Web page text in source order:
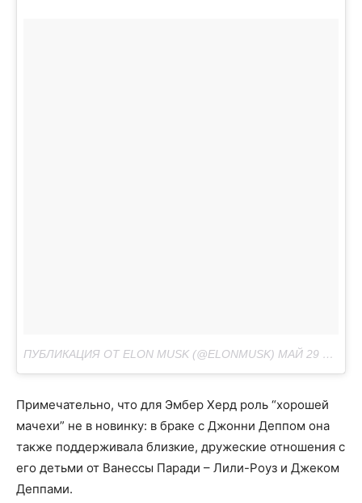
ПУБЛИКАЦИЯ ОТ ELON MUSK (@ELONMUSK) МАЙ 29 2017 В 8:52 PDT
Примечательно, что для Эмбер Херд роль “хорошей
мачехи” не в новинку: в браке с Джонни Деппом она
также поддерживала близкие, дружеские отношения с
его детьми от Ванессы Паради – Лили-Роуз и Джеком
Деппами.